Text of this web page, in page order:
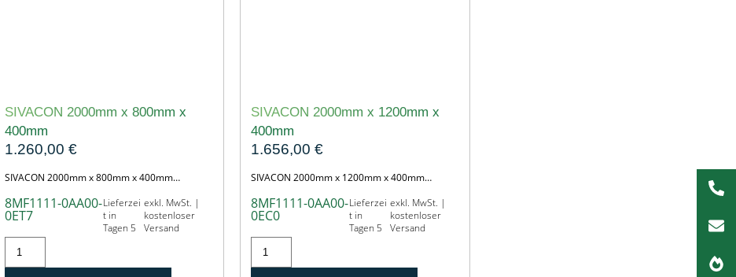
SIVACON 2000mm x 800mm x
400mm
1.260,00 €
SIVACON 2000mm x 800mm x 400mm…
8MF1111-0AA00-
0ET7
Lieferzei
t in
Tagen 5
exkl. MwSt. |
kostenloser
Versand
SIVACON 2000mm x 1200mm x
400mm
1.656,00 €
SIVACON 2000mm x 1200mm x 400mm…
8MF1111-0AA00-
0EC0
Lieferzei
t in
Tagen 5
exkl. MwSt. |
kostenloser
Versand